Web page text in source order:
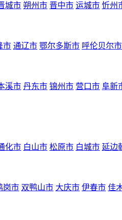
城市 朔州市 晋中市 运城市 忻州
市 通辽市 鄂尔多斯市 呼伦贝尔市
溪市 丹东市 锦州市 营口市 阜新
化市 白山市 松原市 白城市 延边
岗市 双鸭山市 大庆市 伊春市 佳